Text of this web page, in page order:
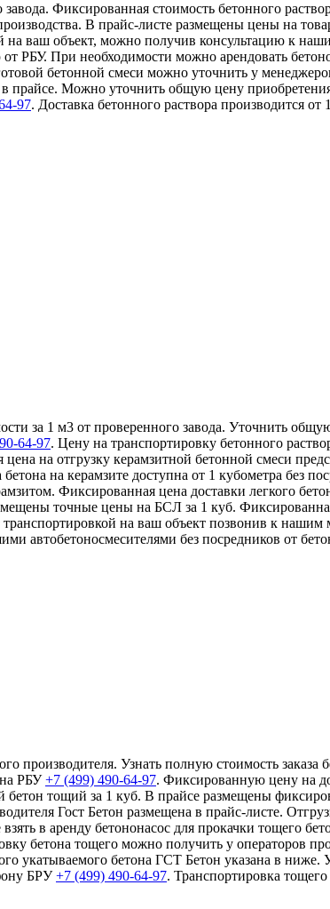
Фиксированная стоимость бетонного
В прайс-листе размещены цены на
на ваш объект, можно получив консультацию к
РБУ. При необходимости можно арендовать
бетонной смеси можно уточнить у
Можно уточнить общую цену
97. Доставка бетонного раствора производится
за 1 м3 от проверенного завода. Уточнить
64-97. Цену на транспортировку бетонного
на отгрузку керамзитной бетонной смеси
на керамзите доступна от 1 кубометра без
Фиксированная цена доставки легкого
точные цены на БСЛ за 1 куб.
на ваш объект позвонив к нашим
автобетоносмесителями без посредников от
производителя. Узнать полную стоимость заказа
РБУ+7 (499) 490-64-97. Фиксированную цену на
тощий за 1 куб. В прайсе размещены
Гост Бетон размещена в прайс-листе.
в аренду бетононасос для прокачки тощего
бетона тощего можно получить у операторов
укатываемого бетона ГСТ Бетон указана в
БРУ+7 (499) 490-64-97. Транспортировка